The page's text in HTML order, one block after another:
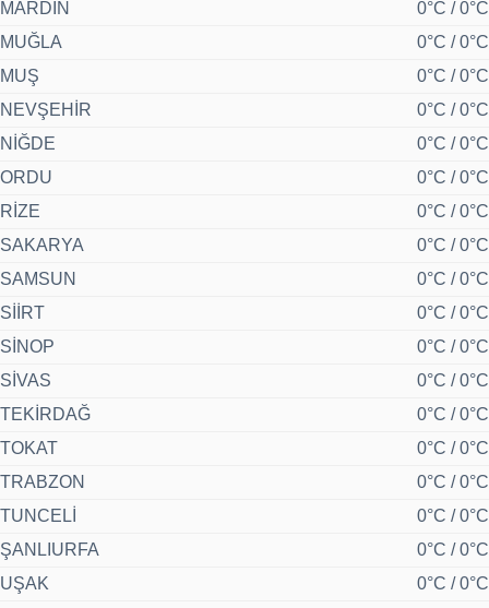
MARDİN
0°C / 0°C
MUĞLA
0°C / 0°C
MUŞ
0°C / 0°C
NEVŞEHİR
0°C / 0°C
NİĞDE
0°C / 0°C
ORDU
0°C / 0°C
RİZE
0°C / 0°C
SAKARYA
0°C / 0°C
SAMSUN
0°C / 0°C
SİİRT
0°C / 0°C
SİNOP
0°C / 0°C
SİVAS
0°C / 0°C
TEKİRDAĞ
0°C / 0°C
TOKAT
0°C / 0°C
TRABZON
0°C / 0°C
TUNCELİ
0°C / 0°C
ŞANLIURFA
0°C / 0°C
UŞAK
0°C / 0°C